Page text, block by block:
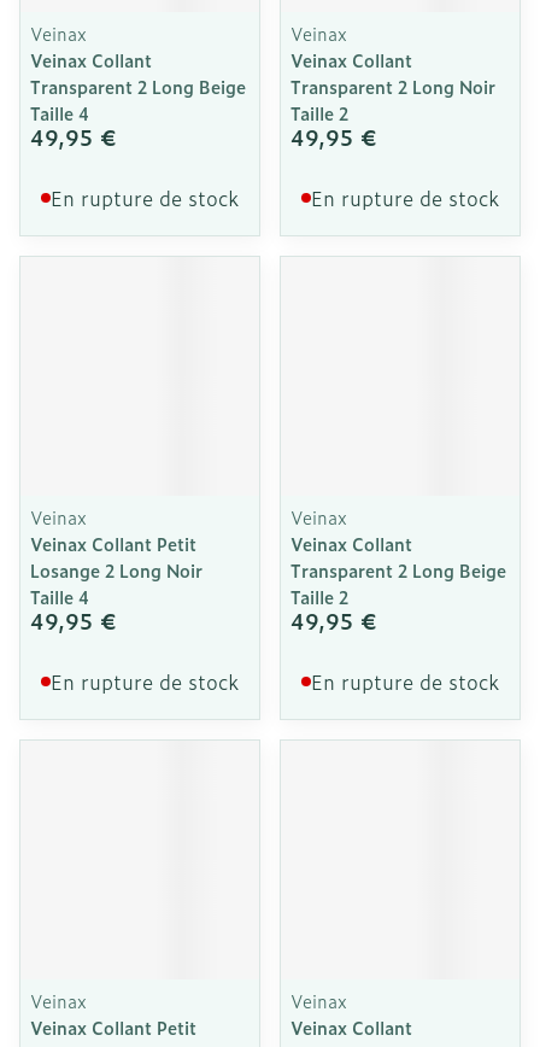
Veinax
Veinax Collant
Transparent 2 Long Beige
Taille 4
49,95 €
En rupture de stock
Veinax
Veinax Collant
Transparent 2 Long Noir
Taille 2
49,95 €
En rupture de stock
Veinax
Veinax Collant Petit
Losange 2 Long Noir
Taille 4
49,95 €
En rupture de stock
Veinax
Veinax Collant
Transparent 2 Long Beige
Taille 2
49,95 €
En rupture de stock
Veinax
Veinax Collant Petit
Veinax
Veinax Collant